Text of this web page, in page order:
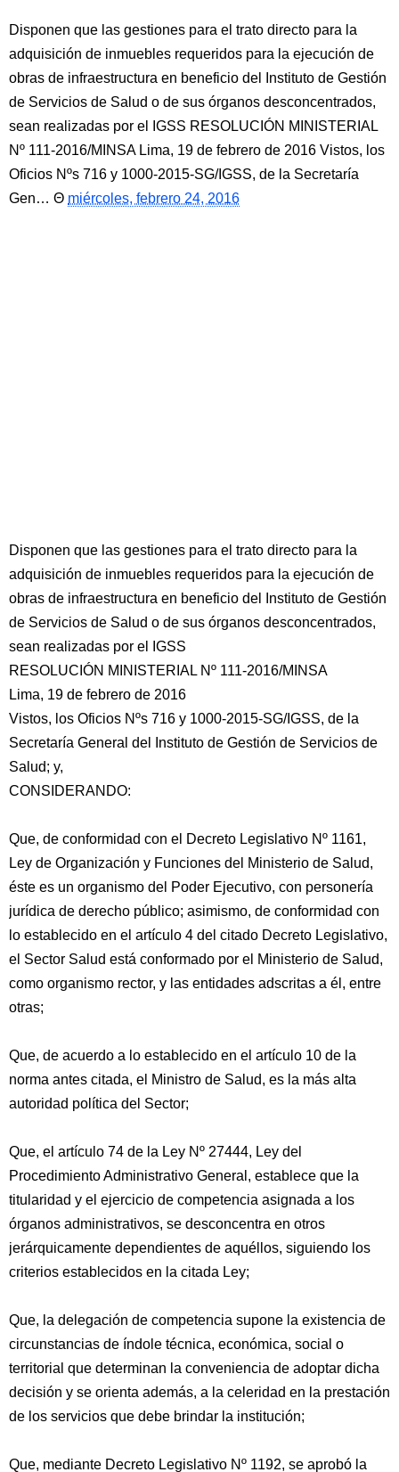
Disponen que las gestiones para el trato directo para la
adquisición de inmuebles requeridos para la ejecución de
obras de infraestructura en beneficio del Instituto de Gestión
de Servicios de Salud o de sus órganos desconcentrados,
sean realizadas por el IGSS RESOLUCIÓN MINISTERIAL
Nº 111-2016/MINSA Lima, 19 de febrero de 2016 Vistos, los
Oficios Nºs 716 y 1000-2015-SG/IGSS, de la Secretaría
Gen…
miércoles, febrero 24, 2016
Disponen que las gestiones para el trato directo para la
adquisición de inmuebles requeridos para la ejecución de
obras de infraestructura en beneficio del Instituto de Gestión
de Servicios de Salud o de sus órganos desconcentrados,
sean realizadas por el IGSS
RESOLUCIÓN MINISTERIAL Nº 111-2016/MINSA
Lima, 19 de febrero de 2016
Vistos, los Oficios Nºs 716 y 1000-2015-SG/IGSS, de la
Secretaría General del Instituto de Gestión de Servicios de
Salud; y,
CONSIDERANDO:
Que, de conformidad con el Decreto Legislativo Nº 1161,
Ley de Organización y Funciones del Ministerio de Salud,
éste es un organismo del Poder Ejecutivo, con personería
jurídica de derecho público; asimismo, de conformidad con
lo establecido en el artículo 4 del citado Decreto Legislativo,
el Sector Salud está conformado por el Ministerio de Salud,
como organismo rector, y las entidades adscritas a él, entre
otras;
Que, de acuerdo a lo establecido en el artículo 10 de la
norma antes citada, el Ministro de Salud, es la más alta
autoridad política del Sector;
Que, el artículo 74 de la Ley Nº 27444, Ley del
Procedimiento Administrativo General, establece que la
titularidad y el ejercicio de competencia asignada a los
órganos administrativos, se desconcentra en otros
jerárquicamente dependientes de aquéllos, siguiendo los
criterios establecidos en la citada Ley;
Que, la delegación de competencia supone la existencia de
circunstancias de índole técnica, económica, social o
territorial que determinan la conveniencia de adoptar dicha
decisión y se orienta además, a la celeridad en la prestación
de los servicios que debe brindar la institución;
Que, mediante Decreto Legislativo Nº 1192, se aprobó la